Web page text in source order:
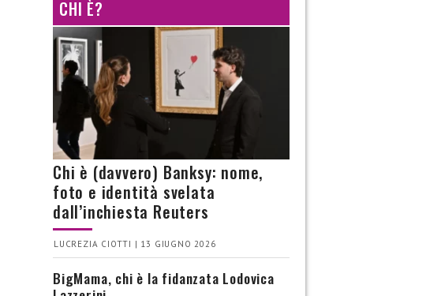
CHI È?
Chi è (davvero) Banksy: nome,
foto e identità svelata
dall’inchiesta Reuters
LUCREZIA CIOTTI | 13 GIUGNO 2026
BigMama, chi è la fidanzata Lodovica